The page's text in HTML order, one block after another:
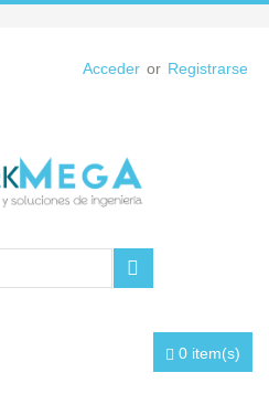
Acceder or Registrarse
0 item(s)